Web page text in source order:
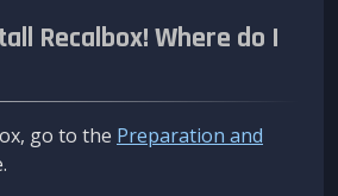
Recalbox! Where do I
go to the Preparation and